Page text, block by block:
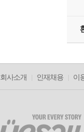
회사소개 인재채용 이